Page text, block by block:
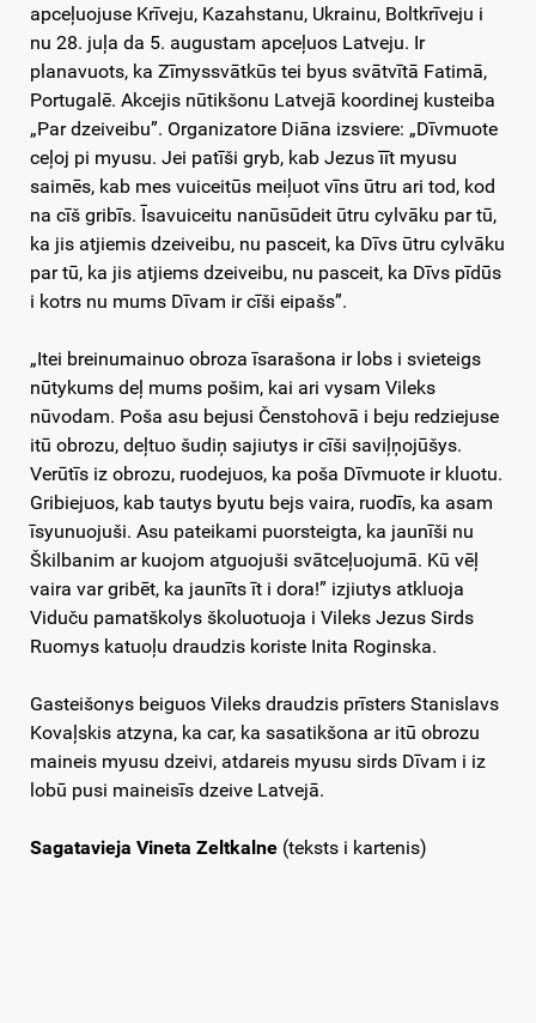
apceļuojuse Krīveju, Kazahstanu, Ukrainu, Boltkrīveju i
nu 28. juļa da 5. augustam apceļuos Latveju. Ir
planavuots, ka Zīmyssvātkūs tei byus svātvītā Fatimā,
Portugalē. Akcejis nūtikšonu Latvejā koordinej kusteiba
„Par dzeiveibu”. Organizatore Diāna izsviere: „Dīvmuote
ceļoj pi myusu. Jei patīši gryb, kab Jezus īīt myusu
saimēs, kab mes vuiceitūs meiļuot vīns ūtru ari tod, kod
na cīš gribīs. Īsavuiceitu nanūsūdeit ūtru cylvāku par tū,
ka jis atjiemis dzeiveibu, nu pasceit, ka Dīvs ūtru cylvāku
par tū, ka jis atjiems dzeiveibu, nu pasceit, ka Dīvs pīdūs
i kotrs nu mums Dīvam ir cīši eipašs”.
„Itei breinumainuo obroza īsarašona ir lobs i svieteigs
nūtykums deļ mums pošim, kai ari vysam Vileks
nūvodam. Poša asu bejusi Čenstohovā i beju redziejuse
itū obrozu, deļtuo šudiņ sajiutys ir cīši saviļņojūšys.
Verūtīs iz obrozu, ruodejuos, ka poša Dīvmuote ir kluotu.
Gribiejuos, kab tautys byutu bejs vaira, ruodīs, ka asam
īsyunuojuši. Asu pateikami puorsteigta, ka jaunīši nu
Škilbanim ar kuojom atguojuši svātceļuojumā. Kū vēļ
vaira var gribēt, ka jaunīts īt i dora!” izjiutys atkluoja
Viduču pamatškolys školuotuoja i Vileks Jezus Sirds
Ruomys katuoļu draudzis koriste Inita Roginska.
Gasteišonys beiguos Vileks draudzis prīsters Stanislavs
Kovaļskis atzyna, ka car, ka sasatikšona ar itū obrozu
maineis myusu dzeivi, atdareis myusu sirds Dīvam i iz
lobū pusi maineisīs dzeive Latvejā.
Sagatavieja Vineta Zeltkalne (teksts i kartenis)